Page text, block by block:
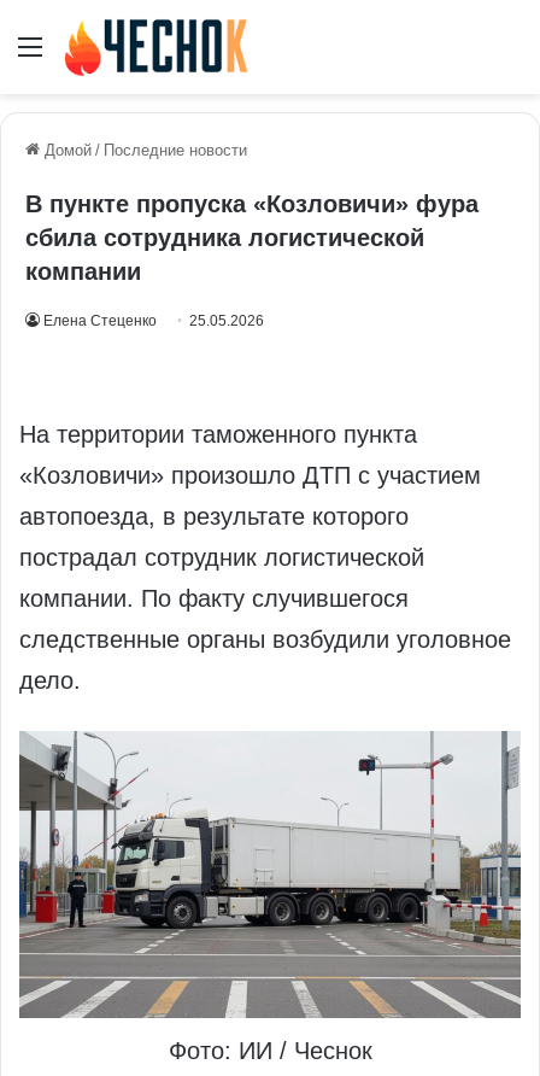
Меню
Домой / Последние новости
В пункте пропуска «Козловичи» фура
сбила сотрудника логистической
компании
Елена Стеценко 25.05.2026
На территории таможенного пункта
«Козловичи» произошло ДТП с участием
автопоезда, в результате которого
пострадал сотрудник логистической
компании. По факту случившегося
следственные органы возбудили уголовное
дело.
Фото: ИИ / Чеснок